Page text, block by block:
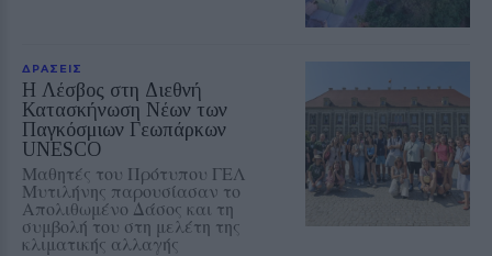
ΔΡΑΣΕΙΣ
Η Λέσβος στη Διεθνή
Κατασκήνωση Νέων των
Παγκόσμιων Γεωπάρκων
UNESCO
Μαθητές του Πρότυπου ΓΕΛ
Μυτιλήνης παρουσίασαν το
Απολιθωμένο Δάσος και τη
συμβολή του στη μελέτη της
κλιματικής αλλαγής